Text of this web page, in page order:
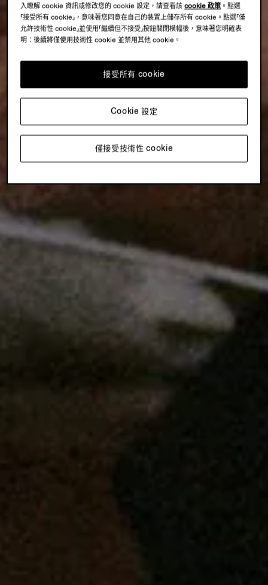
入瞭解 cookie 資訊或修改您的 cookie 設定，請查看該cookie 政策 。點選
「接受所有 cookie」，意味著您同意在自己的裝置上儲存所有 cookie。點選「僅
允許技術性 cookie」並使用「繼續但不接受」按鈕關閉橫幅後，意味著您明確表
明：後續將僅使用技術性 cookie 並禁用其他 cookie。
僅接受技術性 cookie
接受所有 cookie
Cookie 設定